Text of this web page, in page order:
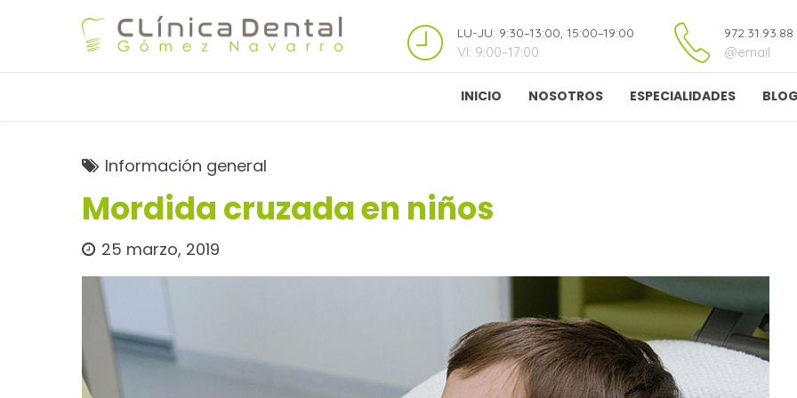
LU-JU: 9:30–13:00, 15:00–19:00
VI: 9:00–17:00 @email
INICIO NOSOTROS ESPECIALIDADES
Información general
Mordida cruzada en niños
25 marzo, 2019